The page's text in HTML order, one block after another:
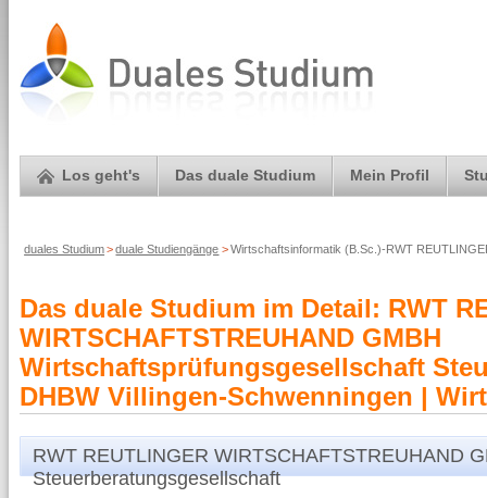
Los geht's Das duale Studium Mein Profil
duales Studium> duale Studiengänge >Wirtschaftsinformatik (B.Sc.)-RWT
Das duale Studium im Detail: RWT
WIRTSCHAFTSTREUHAND GMBH
Wirtschaftsprüfungsgesellschaft
DHBW Villingen-Schwenningen |
RWT REUTLINGER WIRTSCHAFTSTREUHAND
Steuerberatungsgesellschaft